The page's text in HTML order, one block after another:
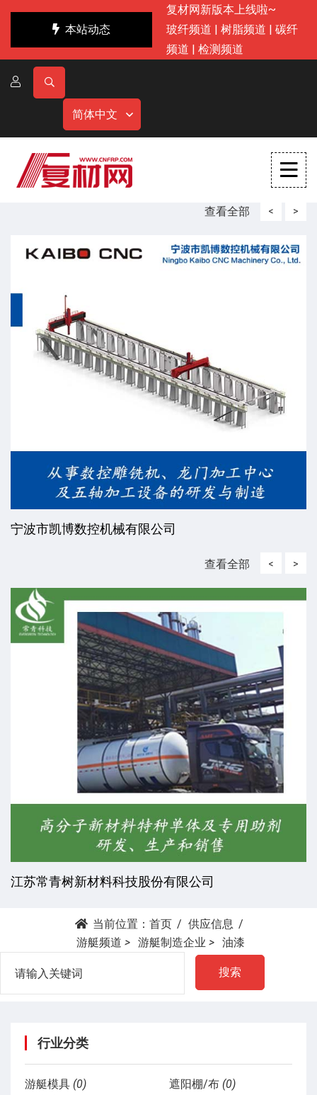
本站动态
复材网新版本上线啦~
玻纤频道 | 树脂频道 | 碳纤
频道 | 检测频道
简体中文
查看全部 <
宁波市凯博数控机械有限公司
>
查看全部 <
江苏常青树新材料科技股份有限公司
>
当前位置： 首页
供应信息
游艇频道 > 游艇制造企业 > 油漆
搜索
行业分类
游艇模具 (0) 遮阳棚/布 (0)